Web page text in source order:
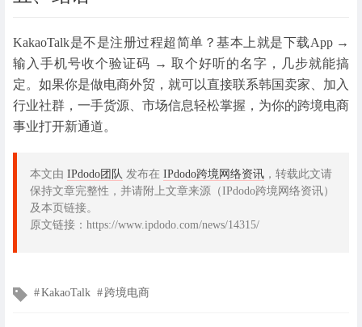
KakaoTalk是不是注册过程超简单？基本上就是下载App →
输入手机号收个验证码 → 取个好听的名字，几步就能搞
定。如果你是做电商外贸，就可以直接联系韩国卖家、加入
行业社群，一手货源、市场信息轻松掌握，为你的跨境电商
事业打开新通道。
本文由 IPdodo团队 发布在 IPdodo跨境网络资讯 ，转载此文请
保持文章完整性，并请附上文章来源（IPdodo跨境网络资讯）
及本页链接。
原文链接：https://www.ipdodo.com/news/14315/
文KakaoTalk 跨境电商